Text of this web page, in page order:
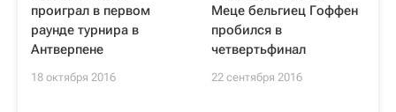
проиграл в первом
раунде турнира в
Антверпене
18 октября 2016
Меце бельгиец Гоффен
пробился в
четвертьфинал
22 сентября 2016